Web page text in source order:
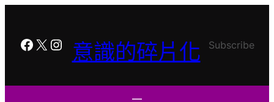
容
Facebook
X Instagram
意識的碎片化 Subscribe